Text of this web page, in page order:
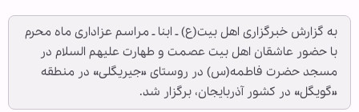
به گزارش خبرگزاری اهل بیت(ع) ـ ابنا ـ مراسم عزاداری ماه محرم
با حضور عاشقان اهل بیت عصمت و طهارت علیهم السلام در
مسجد حضرت فاطمه(س) در روستای «جیریگلی» در منطقه
«گویگل» در کشور آذربایجان، برگزار شد.